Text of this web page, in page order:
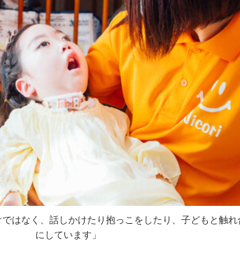
はなく、話しかけたり抱っこをしたり、子どもと触
にしています」